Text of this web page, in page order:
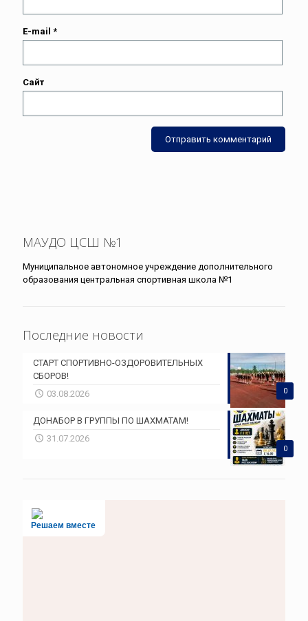
E-mail *
Сайт
МАУДО ЦСШ №1
Муниципальное автономное учреждение дополнительного
образования центральная спортивная школа №1
Последние новости
0
СТАРТ СПОРТИВНО-ОЗДОРОВИТЕЛЬНЫХ
СБОРОВ!
03.08.2026
0
ДОНАБОР В ГРУППЫ ПО ШАХМАТАМ!
31.07.2026
Решаем вместе